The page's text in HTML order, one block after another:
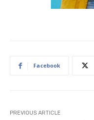
Facebook
PREVIOUS ARTICLE